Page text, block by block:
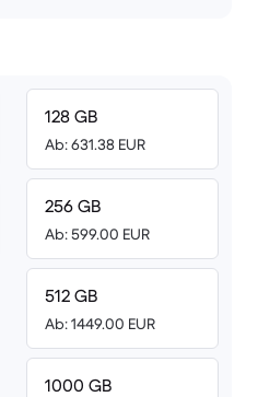
128 GB
Ab: 631.38 EUR
256 GB
Ab: 599.00 EUR
512 GB
Ab: 1449.00 EUR
1000 GB